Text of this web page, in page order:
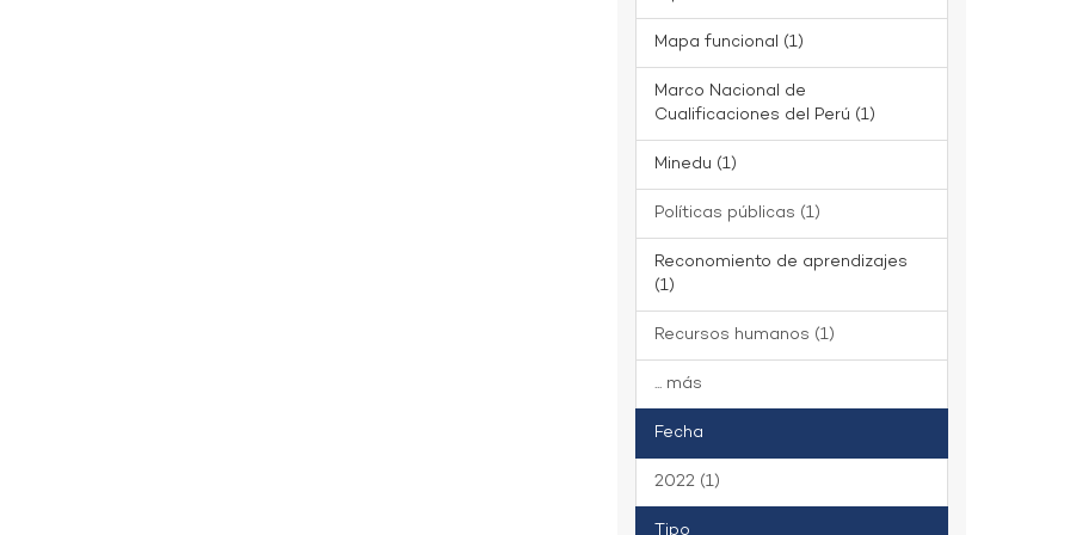
Mapa funcional (1)
Marco Nacional de
Cualificaciones del Perú (1)
Minedu (1)
Políticas públicas (1)
Reconomiento de aprendizajes
(1)
Recursos humanos (1)
... más
Fecha
2022 (1)